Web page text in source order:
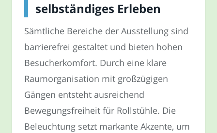
selbständiges Erleben
Sämtliche Bereiche der Ausstellung sind
barrierefrei gestaltet und bieten hohen
Besucherkomfort. Durch eine klare
Raumorganisation mit großzügigen
Gängen entsteht ausreichend
Bewegungsfreiheit für Rollstühle. Die
Beleuchtung setzt markante Akzente, um